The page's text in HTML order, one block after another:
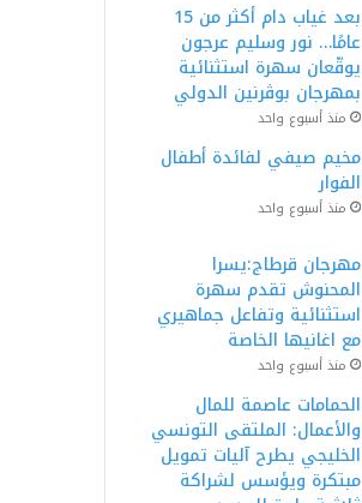
بعد غياب دام أكثر من 15
عامًا… نور وسليم عرجون
يوقّعان سهرة استثنائية
بمهرجان بوڨرنين الدولي
منذ أسبوع واحد
مخيم صيفي لفائدة أطفال
الفوار
منذ أسبوع واحد
مهرجان قرطاج:يسرا
المحنوش تقدم سهرة
استثنائية وتفاعل جماهيري
مع اغانيها الخاصة
منذ أسبوع واحد
الحمامات عاصمة للمال
والأعمال: الملتقى التونسي
الخليجي يطرح آليات تمويل
مبتكرة ويؤسس لشراكة